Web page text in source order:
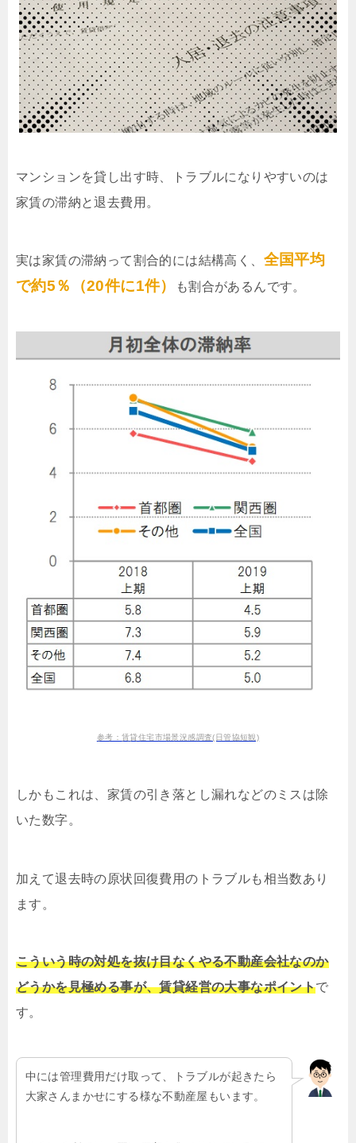
マンションを貸し出す時、トラブルになりやすいのは
家賃の滞納と退去費用。
実は家賃の滞納って割合的には結構高く、 全国平均
で約5％（20件に1件）
も割合があるんです。
参考：賃貸住宅市場景況感調査(日管協短観)
しかもこれは、家賃の引き落とし漏れなどのミスは除
いた数字。
加えて退去時の原状回復費用のトラブルも相当数あり
ます。
こういう時の対処を抜け目なくやる不動産会社なのか
どうかを見極める事が、賃貸経営の大事なポイントで
す。
中には管理費用だけ取って、トラブルが起きたら
大家さんまかせにする様な不動産屋もいます。